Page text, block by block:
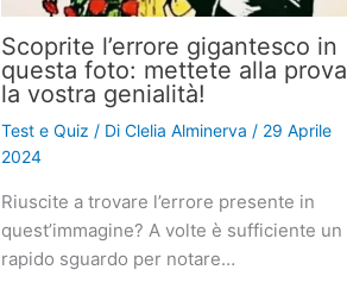
Scoprite l’errore gigantesco in
questa foto: mettete alla prova
la vostra genialità!
Test e Quiz / Di Clelia Alminerva / 29 Aprile
2024
Riuscite a trovare l’errore presente in
quest’immagine? A volte è sufficiente un
rapido sguardo per notare…